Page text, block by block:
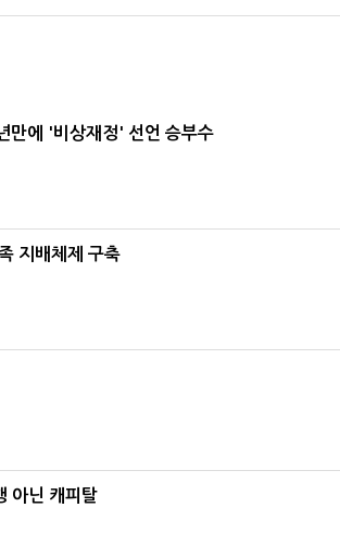
에 '비상재정' 선언 승부수
지배체제 구축
아닌 캐피탈